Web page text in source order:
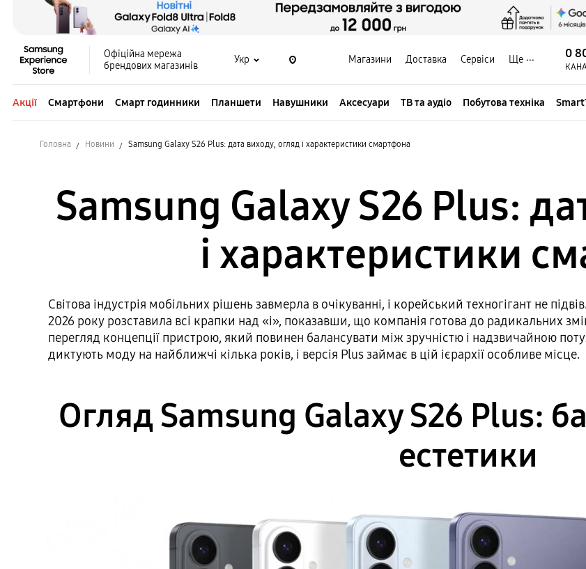
Офіційна мережа
брендових магазинів
Укр Магазини Доставка Сервіси Ще 0
Акції Смартфони Смарт годинники Планшети Навушники Аксесуари ТВ та аудіо Побутова техніка
Головна Новини Samsung Galaxy S26 Plus: дата виходу, огляд і характеристики смартфона
Samsung Galaxy S26 Plus:
і характеристики
Світова індустрія мобільних рішень завмерла в очікуванні, і корейський техногігант не
2026 року розставила всі крапки над «і», показавши, що компанія готова до радикальних
перегляд концепції пристрою, який повинен балансувати між зручністю і надзвичайною
диктують моду на найближчі кілька років, і версія Plus займає в цій ієрархії особливе місце.
Огляд Samsung Galaxy S26 Plus:
естетики